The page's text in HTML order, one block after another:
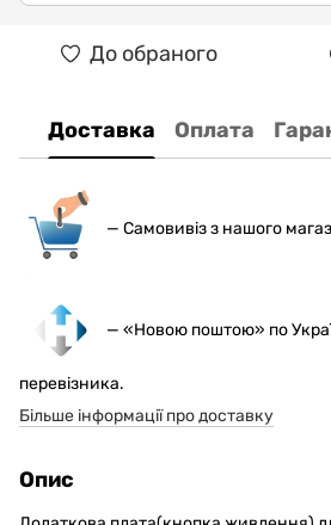
До обраного
Доставка Оплата
— Самовивіз з нашого
— «Новою поштою» по
перевізника.
Більше інформації про доставку
Опис